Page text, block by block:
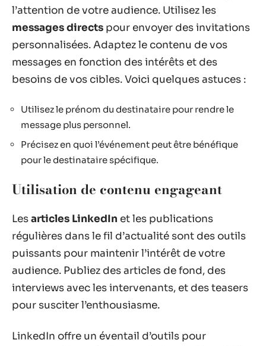
l’attention de votre audience. Utilisez les
messages directs pour envoyer des invitations
personnalisées. Adaptez le contenu de vos
messages en fonction des intérêts et des
besoins de vos cibles. Voici quelques astuces :
Utilisez le prénom du destinataire pour rendre le
message plus personnel.
Précisez en quoi l’événement peut être bénéfique
pour le destinataire spécifique.
Utilisation de contenu engageant
Lesarticles LinkedIn et les publications
régulières dans le fil d’actualité sont des outils
puissants pour maintenir l’intérêt de votre
audience. Publiez des articles de fond, des
interviews avec les intervenants, et des teasers
pour susciter l’enthousiasme.
LinkedIn offre un éventail d’outils pour